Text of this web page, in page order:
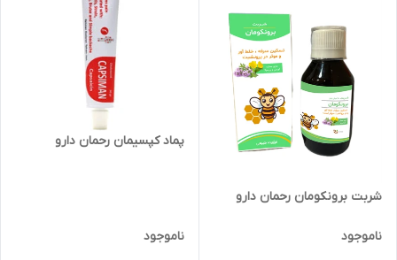
شربت برونکومان رحمان دارو
ناموجود
پماد کپسیمان رحمان دارو
ناموجود